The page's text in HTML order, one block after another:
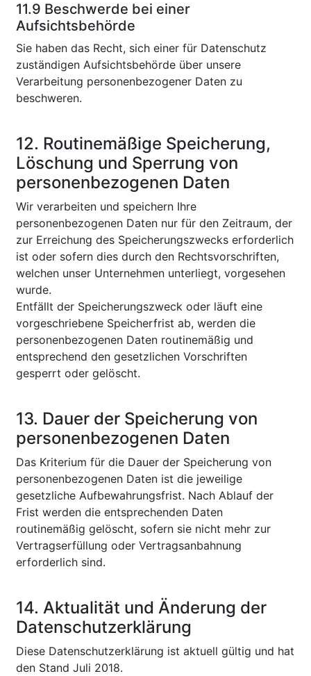
11.9 Beschwerde bei einer
Aufsichtsbehörde
Sie haben das Recht, sich einer für Datenschutz
zuständigen Aufsichtsbehörde über unsere
Verarbeitung personenbezogener Daten zu
beschweren.
12. Routinemäßige Speicherung,
Löschung und Sperrung von
personenbezogenen Daten
Wir verarbeiten und speichern Ihre
personenbezogenen Daten nur für den Zeitraum, der
zur Erreichung des Speicherungszwecks erforderlich
ist oder sofern dies durch den Rechtsvorschriften,
welchen unser Unternehmen unterliegt, vorgesehen
wurde.
Entfällt der Speicherungszweck oder läuft eine
vorgeschriebene Speicherfrist ab, werden die
personenbezogenen Daten routinemäßig und
entsprechend den gesetzlichen Vorschriften
gesperrt oder gelöscht.
13. Dauer der Speicherung von
personenbezogenen Daten
Das Kriterium für die Dauer der Speicherung von
personenbezogenen Daten ist die jeweilige
gesetzliche Aufbewahrungsfrist. Nach Ablauf der
Frist werden die entsprechenden Daten
routinemäßig gelöscht, sofern sie nicht mehr zur
Vertragserfüllung oder Vertragsanbahnung
erforderlich sind.
14. Aktualität und Änderung der
Datenschutzerklärung
Diese Datenschutzerklärung ist aktuell gültig und hat
den Stand Juli 2018.